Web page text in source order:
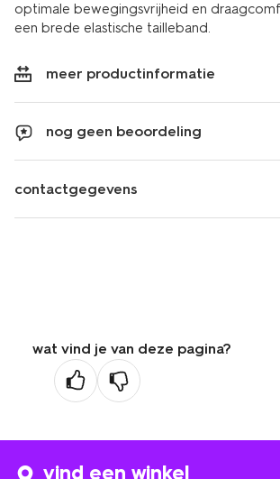
optimale bewegingsvrijheid en
een brede elastische tailleband.
meer productinformatie
nog geen beoordeling
contactgegevens
wat vind je van deze pagina?
vind een winkel